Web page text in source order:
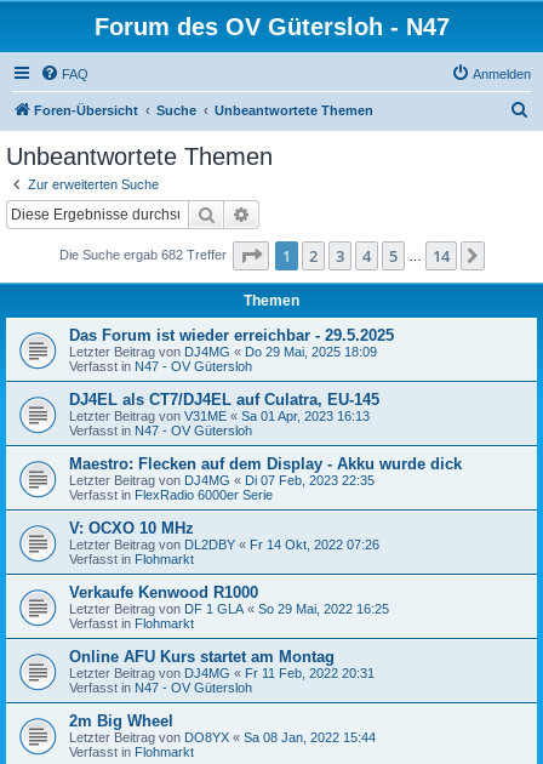
Forum des OV Gütersloh - N47
FAQ Anmelden
Foren-Übersicht Suche Unbeantwortete Themen
Unbeantwortete Themen
Zur erweiterten Suche
Suche
Die Suche ergab 682 Treffer Seite 1von 14
1 2 3 4 5 14
Themen
Das Forum ist wieder erreichbar - 29.5.2025
Letzter Beitrag von DJ4MG « Do 29 Mai, 2025 18:09
Verfasst in N47 - OV Gütersloh
DJ4EL als CT7/DJ4EL auf Culatra, EU-145
Letzter Beitrag von V31ME « Sa 01 Apr, 2023 16:13
Verfasst in N47 - OV Gütersloh
Maestro: Flecken auf dem Display - Akku wurde dick
Letzter Beitrag von DJ4MG « Di 07 Feb, 2023 22:35
Verfasst in FlexRadio 6000er Serie
V: OCXO 10 MHz
Letzter Beitrag von DL2DBY « Fr 14 Okt, 2022 07:26
Verfasst in Flohmarkt
Verkaufe Kenwood R1000
Letzter Beitrag von DF 1 GLA « So 29 Mai, 2022 16:25
Verfasst in Flohmarkt
Online AFU Kurs startet am Montag
Letzter Beitrag von DJ4MG « Fr 11 Feb, 2022 20:31
Verfasst in N47 - OV Gütersloh
2m Big Wheel
Letzter Beitrag von DO8YX « Sa 08 Jan, 2022 15:44
Verfasst in Flohmarkt